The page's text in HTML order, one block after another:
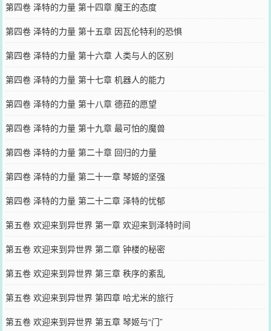
第四卷 泽特的力量 第十四章 魔王的态度
第四卷 泽特的力量 第十五章 因瓦伦特利的恐惧
第四卷 泽特的力量 第十六章 人类与人的区别
第四卷 泽特的力量 第十七章 机器人的能力
第四卷 泽特的力量 第十八章 德菈的愿望
第四卷 泽特的力量 第十九章 最可怕的魔兽
第四卷 泽特的力量 第二十章 回归的力量
第四卷 泽特的力量 第二十一章 琴姬的坚强
第四卷 泽特的力量 第二十二章 泽特的忧郁
第五卷 欢迎来到异世界 第一章 欢迎来到泽特时间
第五卷 欢迎来到异世界 第二章 钟楼的秘密
第五卷 欢迎来到异世界 第三章 秩序的紊乱
第五卷 欢迎来到异世界 第四章 哈尤米的旅行
第五卷 欢迎来到异世界 第五章 琴姬与“门”